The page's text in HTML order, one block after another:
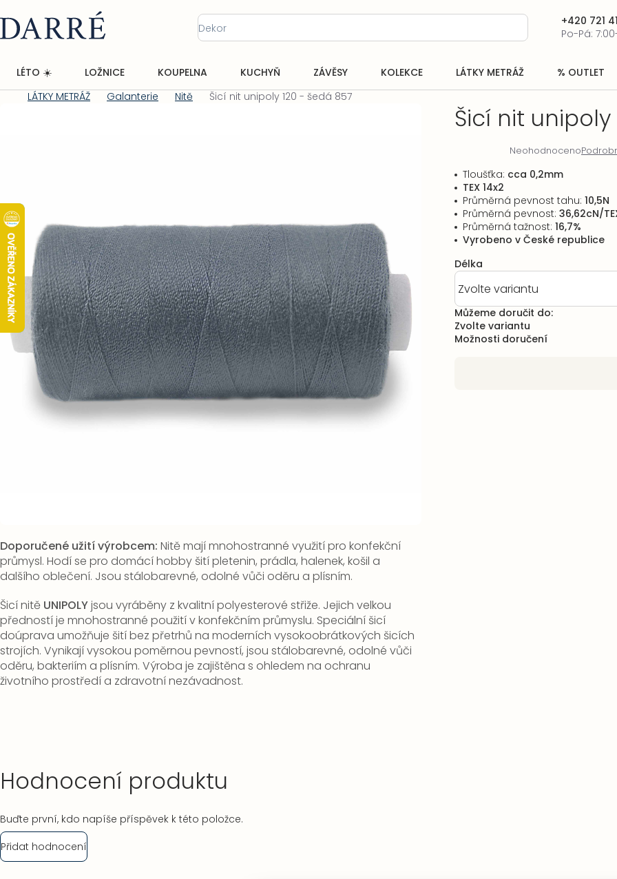
na
obsah
+420 721
Po-Pá:
LÉTO ☀️ LOŽNICE KOUPELNA KUCHYŇ ZÁVĚSY KOLEKCE LÁTKY METRÁŽ % OUTLET
LÁTKY METRÁŽ Galanterie Nitě Šicí nit unipoly 120 - šedá 857
Doporučené užití výrobcem: Nitě mají mnohostranné využití pro konfekční
průmysl. Hodí se pro domácí hobby šití pletenin, prádla, halenek, košil a
dalšího oblečení. Jsou stálobarevné, odolné vůči oděru a plísním.
Šicí nitě UNIPOLYjsou vyráběny z kvalitní polyesterové střiže. Jejich velkou
předností je mnohostranné použití v konfekčním průmyslu. Speciální šicí
doúprava umožňuje šití bez přetrhů na moderních vysokoobrátkových šicích
strojích. Vynikají vysokou poměrnou pevností, jsou stálobarevné, odolné vůči
oděru, bakteriím a plísním. Výroba je zajištěna s ohledem na ochranu
životního prostředí a zdravotní nezávadnost.
Šicí nit
hodnocení
produktu
0,0
hvězdiček.
Neohodnoceno
Délka
Můžeme doručit do:
Zvolte variantu
Možnosti doručení
Tloušťka: cca 0,2mm
TEX 14x2
Průměrná pevnost tahu: 10,5N
Průměrná pevnost: 36,62cN/
Průměrná tažnost: 16,7%
Vyrobeno v České republice
Hodnocení produktu
Buďte první, kdo napíše příspěvek k této položce.
Přidat hodnocení